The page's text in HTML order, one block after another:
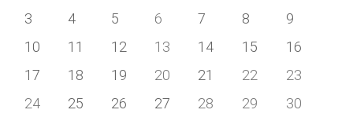
3
4 5 6 7 8
9
10
11 12 13 14 15
16
17
18 19 20 21 22
23
24
25 26 27 28 29
30